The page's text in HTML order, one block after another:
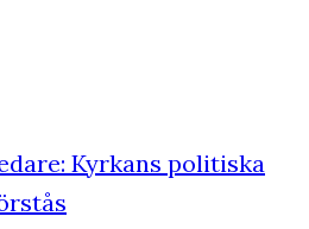
Kyrkans politiska